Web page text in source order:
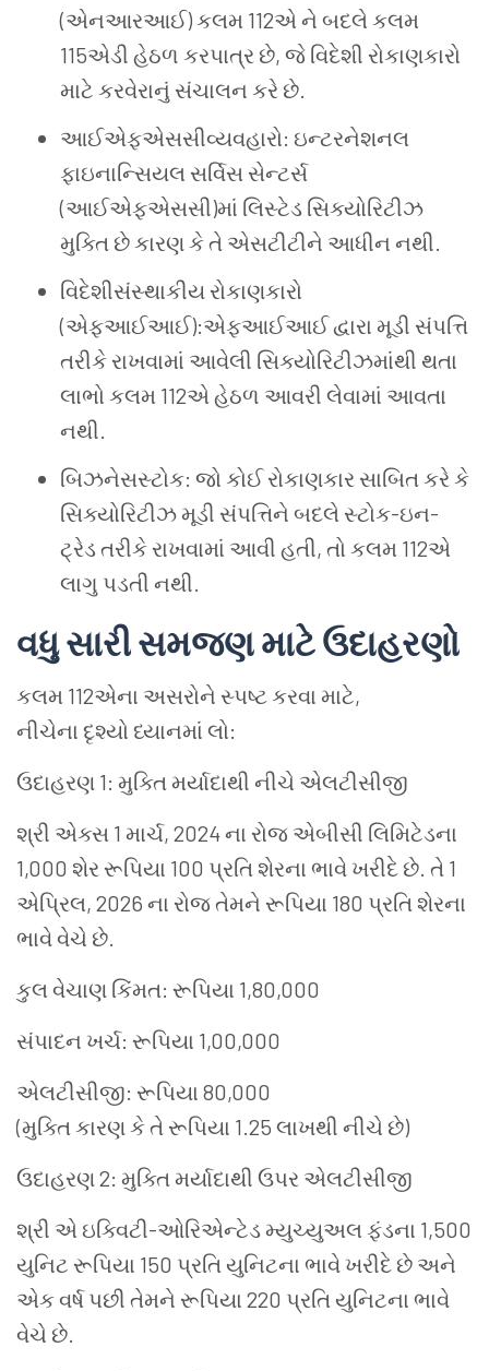
(એનઆરઆઈ) કલમ 112એ ને બદલે કલમ
115એડી હેઠળ કરપાત્ર છે, જે વિદેશી રોકાણકારો
માટે કરવેરાનું સંચાલન કરે છે.
આઈએફએસસીવ્યવહારો: ઇન્ટરનેશનલ
ફાઇનાન્સિયલ સર્વિસ સેન્ટર્સ
(આઈએફએસસી)માં લિસ્ટેડ સિક્યોરિટીઝ
મુક્તિ છે કારણ કે તે એસટીટીને આધીન નથી.
વિદેશીસંસ્થાકીય રોકાણકારો
(એફઆઈઆઈ):એફઆઈઆઈ દ્વારા મૂડી સંપત્તિ
તરીકે રાખવામાં આવેલી સિક્યોરિટીઝમાંથી થતા
લાભો કલમ 112એ હેઠળ આવરી લેવામાં આવતા
નથી.
બિઝનેસસ્ટોક: જો કોઈ રોકાણકાર સાબિત કરે કે
સિક્યોરિટીઝ મૂડી સંપત્તિને બદલે સ્ટોક-ઇન-
ટ્રેડ તરીકે રાખવામાં આવી હતી, તો કલમ 112એ
લાગુ પડતી નથી.
વધુસારીસમજણમાટેઉદાહરણો
કલમ 112એના અસરોને સ્પષ્ટ કરવા માટે,
નીચેના દૃશ્યો ધ્યાનમાં લો:
ઉદાહરણ 1: મુક્તિ મર્યાદાથી નીચે એલટીસીજી
શ્રી એક્સ 1 માર્ચ, 2024 ના રોજ એબીસી લિમિટેડના
1,000 શેર રૂપિયા 100 પ્રતિ શેરના ભાવે ખરીદે છે. તે 1
એપ્રિલ, 2026 ના રોજ તેમને રૂપિયા 180 પ્રતિ શેરના
ભાવે વેચે છે.
કુલ વેચાણ કિંમત: રૂપિયા 1,80,000
સંપાદન ખર્ચ: રૂપિયા 1,00,000
એલટીસીજી: રૂપિયા 80,000
(મુક્તિ કારણ કે તે રૂપિયા 1.25 લાખથી નીચે છે)
ઉદાહરણ 2: મુક્તિ મર્યાદાથી ઉપર એલટીસીજી
શ્રી એ ઇક્વિટી-ઓરિએન્ટેડ મ્યુચ્યુઅલ ફંડના 1,500
યુનિટ રૂપિયા 150 પ્રતિ યુનિટના ભાવે ખરીદે છે અને
એક વર્ષ પછી તેમને રૂપિયા 220 પ્રતિ યુનિટના ભાવે
વેચે છે.